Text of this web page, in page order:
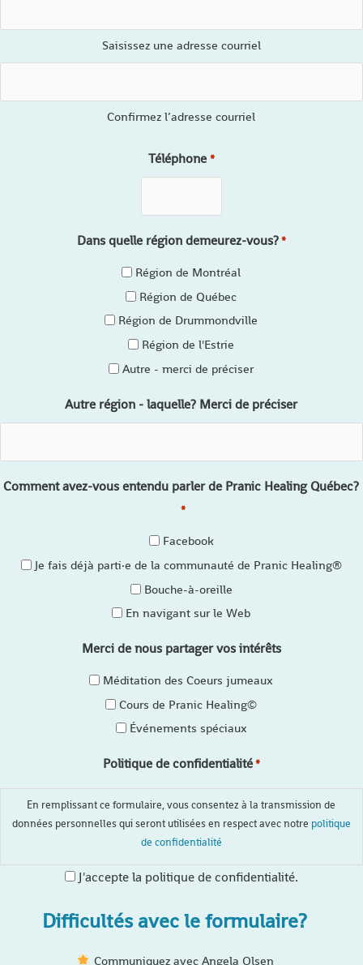
Saisissez une adresse courriel
Confirmez l’adresse courriel
Téléphone *
Dans quelle région demeurez-vous?*
Région de Montréal
Région de Québec
Région de Drummondville
Région de l'Estrie
Autre - merci de préciser
Autre région - laquelle? Merci de préciser
Comment avez-vous entendu parler de Pranic Healing Québec?
*
Facebook
Je fais déjà parti·e de la communauté de Pranic Healing®
Bouche-à-oreille
En navigant sur le Web
Merci de nous partager vos intérêts
Méditation des Coeurs jumeaux
Cours de Pranic Healing©
Événements spéciaux
Politique de confidentialité*
En remplissant ce formulaire, vous consentez à la transmission de
données personnelles qui seront utilisées en respect avec notre politique
de confidentialité
J'accepte la politique de confidentialité.
Difficultés avec le formulaire?
Communiquez avec Angela Olsen